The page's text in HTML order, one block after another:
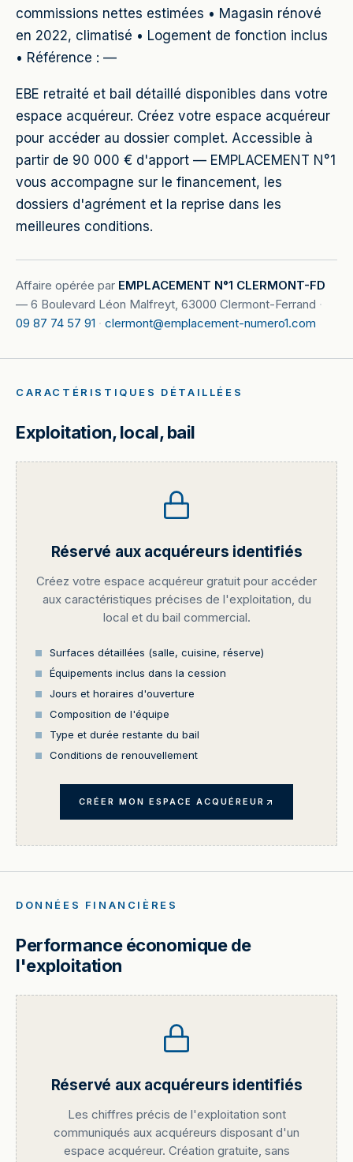
commissions nettes estimées • Magasin rénové
en 2022, climatisé • Logement de fonction inclus
• Référence : —
EBE retraité et bail détaillé disponibles dans votre
espace acquéreur. Créez votre espace acquéreur
pour accéder au dossier complet. Accessible à
partir de 90 000 € d'apport — EMPLACEMENT N°1
vous accompagne sur le financement, les
dossiers d'agrément et la reprise dans les
meilleures conditions.
Affaire opérée par EMPLACEMENT N°1 CLERMONT-FD
— 6 Boulevard Léon Malfreyt, 63000 Clermont-Ferrand ·
09 87 74 57 91 · clermont@emplacement-numero1.com
CARACTÉRISTIQUES DÉTAILLÉES
Exploitation, local, bail
Réservé aux acquéreurs identifiés
Créez votre espace acquéreur gratuit pour accéder
aux caractéristiques précises de l'exploitation, du
local et du bail commercial.
Surfaces détaillées (salle, cuisine, réserve)
Équipements inclus dans la cession
Jours et horaires d'ouverture
Composition de l'équipe
Type et durée restante du bail
Conditions de renouvellement
CRÉER MON ESPACE ACQUÉREUR
DONNÉES FINANCIÈRES
Performance économique de
l'exploitation
Réservé aux acquéreurs identifiés
Les chiffres précis de l'exploitation sont
communiqués aux acquéreurs disposant d'un
espace acquéreur. Création gratuite, sans